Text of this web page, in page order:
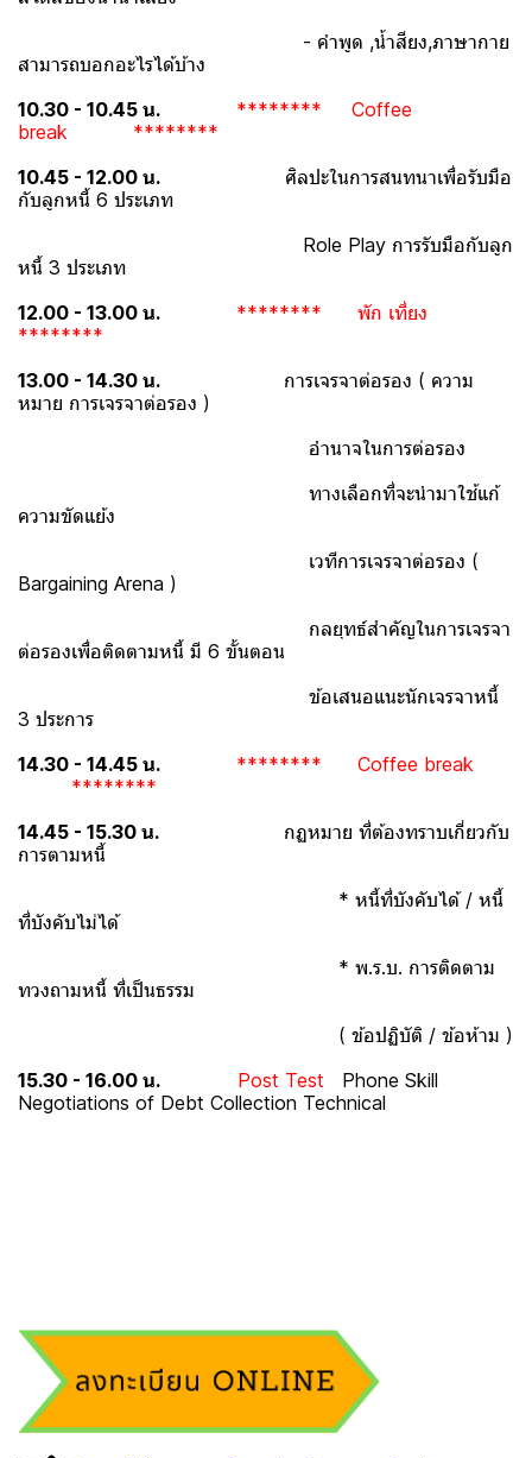
- คำพูด ,น้ำสียง,ภาษากาย
สามารถบอกอะไรได้บ้าง
10.30 - 10.45 น.
******** Coffee
break ********
10.45 - 12.00 น. ศิลปะในการสนทนาเพื่อรับมือ
กับลูกหนี้ 6 ประเภท
Role Play การรับมือกับลูก
หนี้ 3 ประเภท
12.00 - 13.00 น.
******** พัก เที่ยง
********
13.00 - 14.30 น.
การเจรจาต่อรอง ( ความ
หมาย การเจรจาต่อรอง )
อำนาจในการต่อรอง
ทางเลือกที่จะนำมาใช้แก้
ความขัดแย้ง
เวทีการเจรจาต่อรอง (
Bargaining Arena )
กลยุทธ์สำคัญในการเจรจา
ต่อรองเพื่อติดตามหนี้ มี 6 ขั้นตอน
ข้อเสนอแนะนักเจรจาหนี้
3 ประการ
14.30 - 14.45 น.
******** Coffee break
********
14.45 - 15.30 น. กฏหมาย ที่ต้องทราบเกี่ยวกับ
การตามหนี้
* หนี้ที่บังคับได้ / หนี้
ที่บังคับไม่ได้
* พ.ร.บ. การติดตาม
ทวงถามหนี้ ที่เป็นธรรม
( ข้อปฏิบัติ / ข้อห้าม )
15.30 - 16.00 น.
Post Test Phone Skill
Negotiations of Debt Collection Technical